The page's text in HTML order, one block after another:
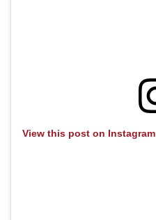
View this post on Instagram